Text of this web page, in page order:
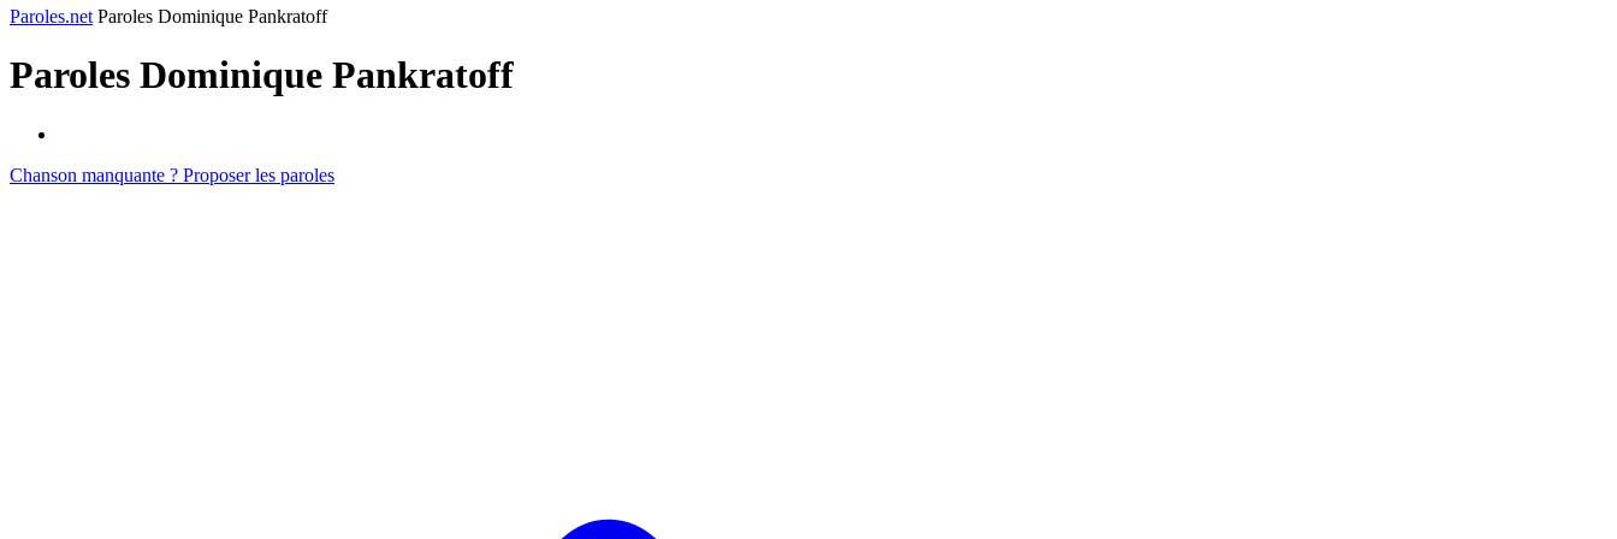
Paroles.net Paroles Dominique Pankratoff
Paroles Dominique Pankratoff
Chanson manquante ? Proposer les paroles